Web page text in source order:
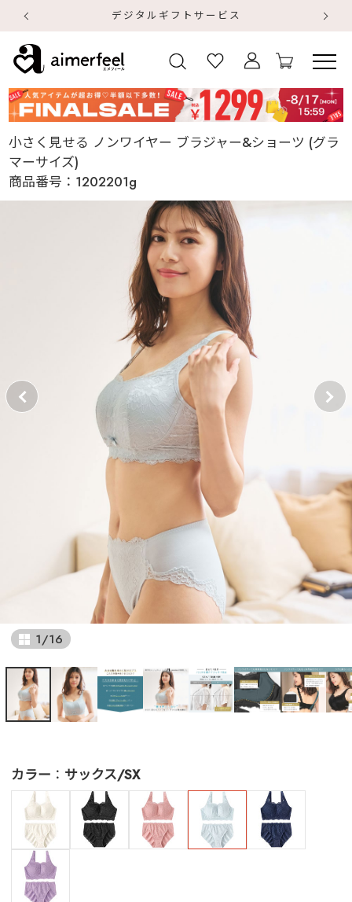
デジタルギフトサービス
小さく見せる ノンワイヤー ブラジャー&ショーツ (グラ
マーサイズ)
商品番号： 1202201g
1/16
カラー サックス/SX